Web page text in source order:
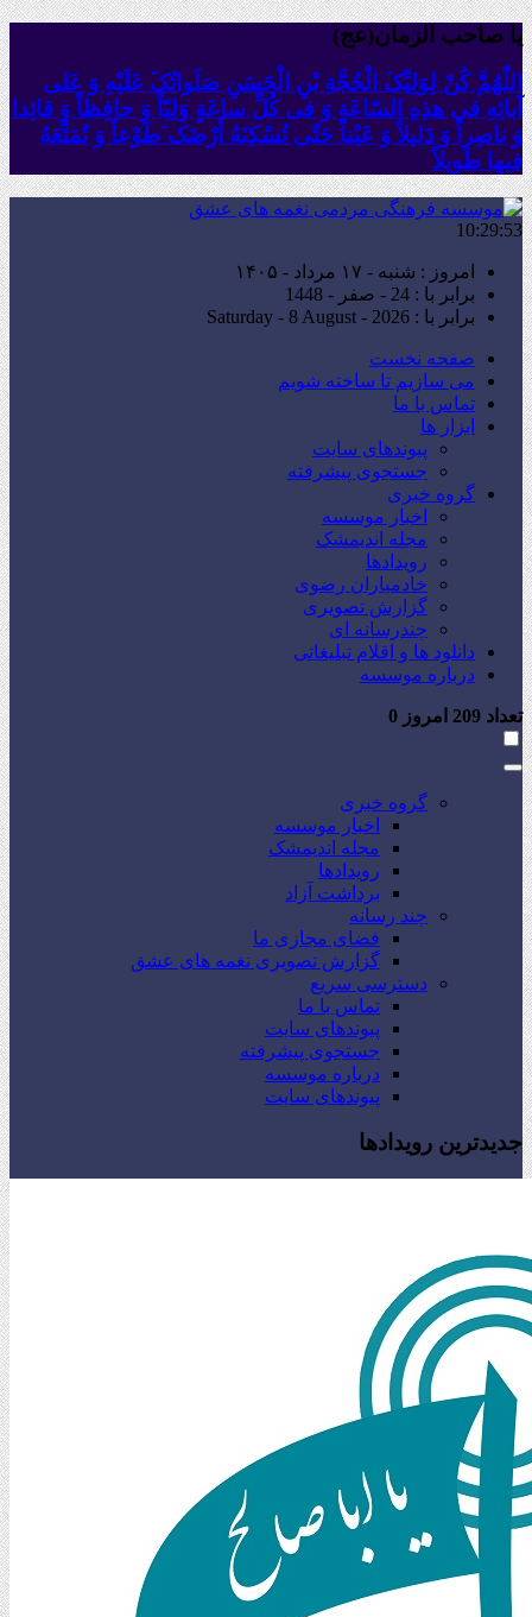
یا صاحب الزمان(عج)
اللّهُمَّ کُنْ لِوَلِیِّکَ الْحُجَّةِ بْنِ الْحَسَنِ صَلَواتُکَ عَلَیْهِ وَ عَلى
آبائِهِ فی هذِهِ السّاعَةِ وَ فی کُلِّ ساعَةٍ وَلِیّاً وَ حافِظاً وَ قائِدا
‏وَ ناصِراً وَ دَلیلاً وَ عَیْناً حَتّى تُسْکِنَهُ أَرْضَک َطَوْعاً وَ تُمَتِّعَهُ
فیها طَویلاً
10:29:54
امروز : شنبه - ۱۷ مرداد - ۱۴۰۵
برابر با : 24 - صفر - 1448
برابر با : Saturday - 8 August - 2026
صفحه نخست
می سازیم تا ساخته شویم
تماس با ما
ابزار ها
پیوندهای سایت
جستجوی پیشرفته
گروه خبری
اخبار موسسه
مجله اندیمشک
رویدادها
خادمیاران رضوی
گزارش تصویری
چندرسانه ای
دانلود ها و اقلام تبلیغاتی
درباره موسسه
تعداد امروز 0
گروه خبری
اخبار موسسه
مجله اندیمشک
رویدادها
برداشت آزاد
چند رسانه
فضای مجازی ما
گزارش تصویری نغمه های عشق
دسترسی سریع
تماس با ما
پیوندهای سایت
جستجوی پیشرفته
درباره موسسه
پیوندهای سایت
جدیدترین رویدادها